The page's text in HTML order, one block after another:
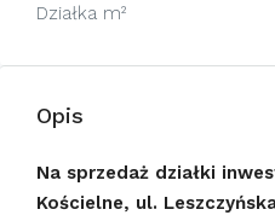
Działka m²
Opis
Na sprzedaż działki
Kościelne, ul.